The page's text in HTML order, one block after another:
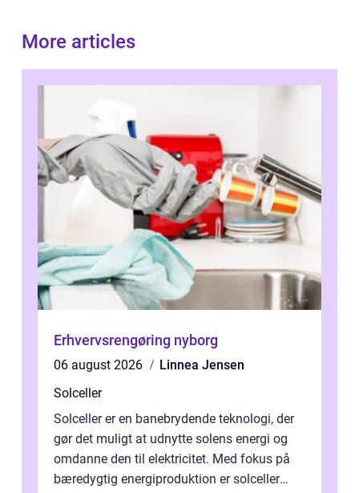
More articles
Erhvervsrengøring nyborg
06 august 2026
Linnea Jensen
Solceller
Solceller er en banebrydende teknologi, der
gør det muligt at udnytte solens energi og
omdanne den til elektricitet. Med fokus på
bæredygtig energiproduktion er solceller